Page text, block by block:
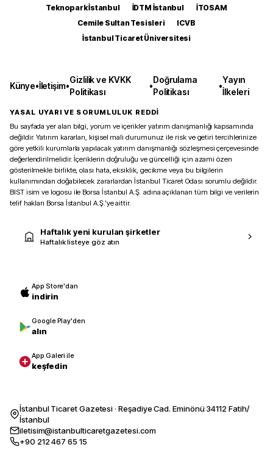
Teknopark İstanbul
İDTM İstanbul
İTOSAM
Cemile Sultan Tesisleri
ICVB
İstanbul Ticaret Üniversitesi
Künye•İletişim•
Gizlilik ve KVKK
Politikası
•
Doğrulama
Politikası
•
Yayın
İlkeleri
YASAL UYARI VE SORUMLULUK REDDİ
Bu sayfada yer alan bilgi, yorum ve içerikler yatırım danışmanlığı kapsamında
değildir. Yatırım kararları, kişisel mali durumunuz ile risk ve getiri tercihlerinize
göre yetkili kurumlarla yapılacak yatırım danışmanlığı sözleşmesi çerçevesinde
değerlendirilmelidir. İçeriklerin doğruluğu ve güncelliği için azami özen
gösterilmekle birlikte, olası hata, eksiklik, gecikme veya bu bilgilerin
kullanımından doğabilecek zararlardan İstanbul Ticaret Odası sorumlu değildir.
BIST isim ve logosu ile Borsa İstanbul A.Ş. adına açıklanan tüm bilgi ve verilerin
telif hakları Borsa İstanbul A.Ş.’ye aittir.
Haftalık yeni kurulan şirketler
Haftalık listeye göz atın
App Store'dan
indirin
Google Play'den
alın
App Galeri ile
keşfedin
İstanbul Ticaret Gazetesi · Reşadiye Cad. Eminönü 34112 Fatih/
İstanbul
iletisim@istanbulticaretgazetesi.com
+90 212 467 65 15